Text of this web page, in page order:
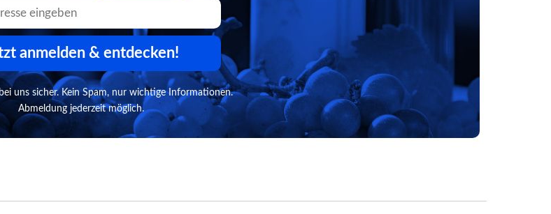
anmelden & entdecken!
uns sicher. Kein Spam, nur wichtige Informationen.
Abmeldung jederzeit möglich.